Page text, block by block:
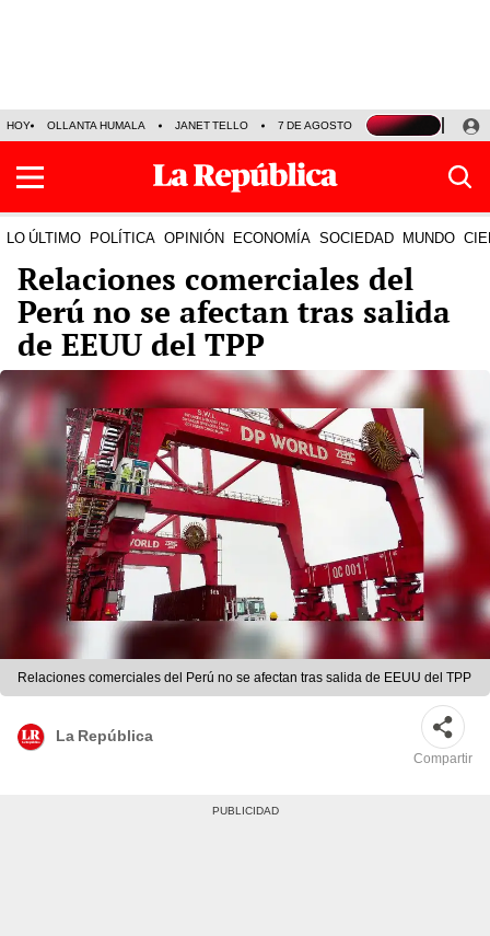
HOY OLLANTA HUMALA JANET TELLO 7 DE AGOSTO TINKA RESULTADOS
LO ÚLTIMO POLÍTICA OPINIÓN ECONOMÍA SOCIEDAD MUNDO
Relaciones comerciales del
Perú no se afectan tras salida
de EEUU del TPP
Relaciones comerciales del Perú no se afectan tras salida de EEUU del TPP
La República
Compartir